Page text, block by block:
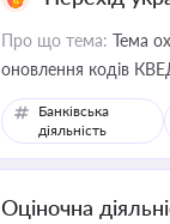
Про що тема: Тема
оновлення кодів
Банківська
діяльність
Оціночна